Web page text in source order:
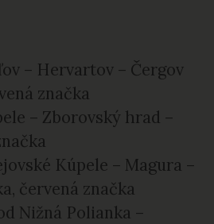
– Hervartov – Čergov
značka
– Zborovský hrad –
Kúpele – Magura –
červená značka
Nižná Polianka –